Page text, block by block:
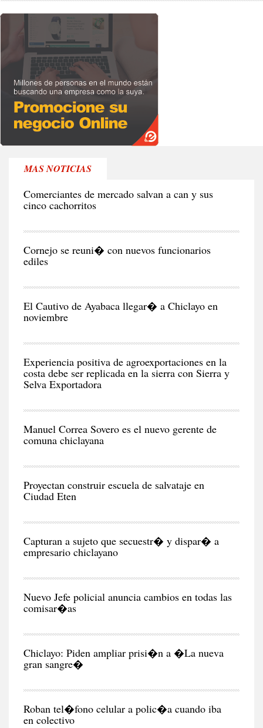
MAS NOTICIAS
Comerciantes de mercado salvan a can y sus
cinco cachorritos
Cornejo se reuni� con nuevos funcionarios
ediles
El Cautivo de Ayabaca llegar� a Chiclayo en
noviembre
Experiencia positiva de agroexportaciones en la
costa debe ser replicada en la sierra con Sierra y
Selva Exportadora
Manuel Correa Sovero es el nuevo gerente de
comuna chiclayana
Proyectan construir escuela de salvataje en
Ciudad Eten
Capturan a sujeto que secuestr� y dispar� a
empresario chiclayano
Nuevo Jefe policial anuncia cambios en todas las
comisar�as
Chiclayo: Piden ampliar prisi�n a �La nueva
gran sangre�
Roban tel�fono celular a polic�a cuando iba
en colectivo